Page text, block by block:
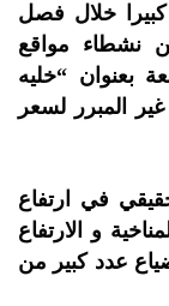
خلال فصل
نشطاء مواقع
بعنوان “خليه
المبرر لسعر
في ارتفاع
و الارتفاع
عدد كبير من